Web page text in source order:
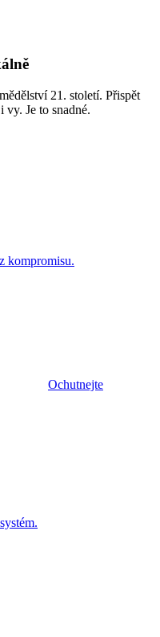
21. století. Přispět
vy. Je to snadné.
kompromisu.
Ochutnejte